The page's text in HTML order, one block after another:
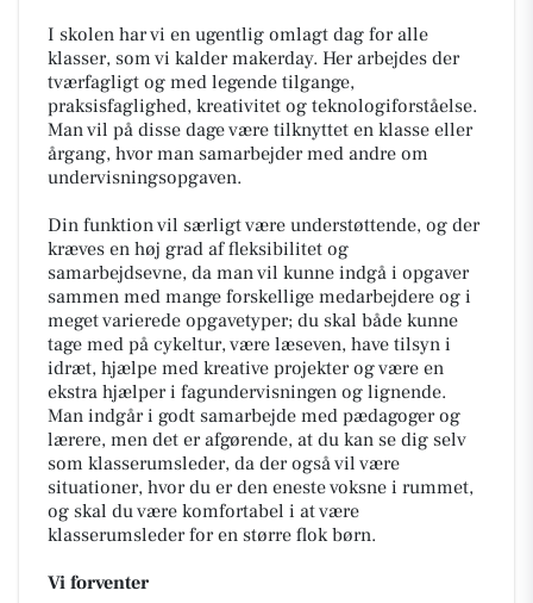
I skolen har vi en ugentlig omlagt dag for alle
klasser, som vi kalder makerday. Her arbejdes der
tværfagligt og med legende tilgange,
praksisfaglighed, kreativitet og teknologiforståelse.
Man vil på disse dage være tilknyttet en klasse eller
årgang, hvor man samarbejder med andre om
undervisningsopgaven.
Din funktion vil særligt være understøttende, og der
kræves en høj grad af fleksibilitet og
samarbejdsevne, da man vil kunne indgå i opgaver
sammen med mange forskellige medarbejdere og i
meget varierede opgavetyper; du skal både kunne
tage med på cykeltur, være læseven, have tilsyn i
idræt, hjælpe med kreative projekter og være en
ekstra hjælper i fagundervisningen og lignende.
Man indgår i godt samarbejde med pædagoger og
lærere, men det er afgørende, at du kan se dig selv
som klasserumsleder, da der også vil være
situationer, hvor du er den eneste voksne i rummet,
og skal du være komfortabel i at være
klasserumsleder for en større flok børn.
Vi forventer